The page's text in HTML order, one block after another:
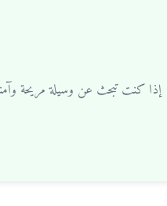
إذا كنت تبحث عن وسيلة مريحة